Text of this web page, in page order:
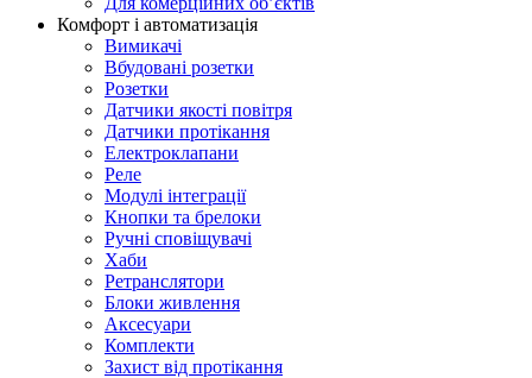
Комфорт і автоматизація
Вимикачі
Вбудовані розетки
Розетки
Датчики якості повітря
Датчики протікання
Електроклапани
Реле
Модулі інтеграції
Кнопки та брелоки
Ручні сповіщувачі
Хаби
Ретранслятори
Блоки живлення
Аксесуари
Комплекти
Захист від протікання